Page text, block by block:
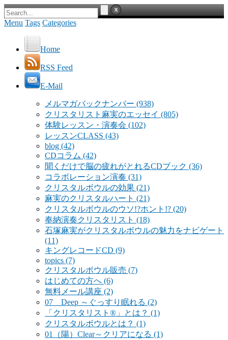
Menu Tags Categories
Home
RSS Feed
E-Mail
メルマガバックナンバー (938)
クリスタリスト麻実のエッセイ (805)
体験レッスン・演奏会 (102)
レッスンCLASS (43)
blog (42)
CDコラム (42)
聞くだけで脳の疲れがとれるCDブック (36)
コラボレーション演奏 (31)
クリスタルボウルの効果 (21)
麻実のクリスタルハート (21)
クリスタルボウルのウソ!?ホント!? (20)
奉納演奏クリスタリスト (18)
石塚麻実がクリスタルボウルの魅力をナビゲート
(11)
キングレコードCD (9)
topics (7)
クリスタルボウル販売 (7)
はじめての方へ (6)
無料メール講座 (2)
07 Deep ～ぐっすり眠れる (2)
「クリスタリスト®」とは？ (1)
クリスタルボウルとは？ (1)
01（陽）Clear～クリアになる (1)